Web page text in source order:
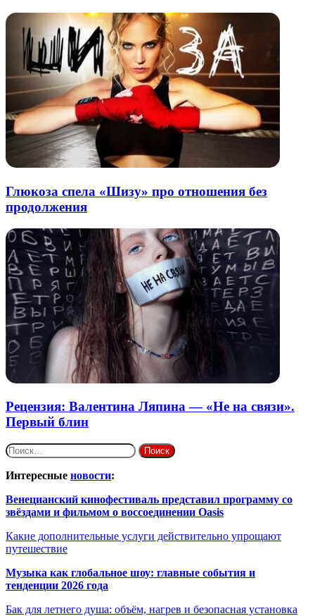
Глюкоза спела «Шизу» про отношения без
продолжения
Рецензия: Валентина Ляпина — «Не на связи».
Первый блин
Найти:
Интересные новости:
Венецианский кинофестиваль представил программу со
звёздами и фильмом о воссоединении Oasis
Какие дополнительные услуги действительно упрощают
путешествие
Музыка как глобальное шоу: главные события и
тенденции 2026 года
Бак для летнего душа: объём, нагрев и безопасная установка